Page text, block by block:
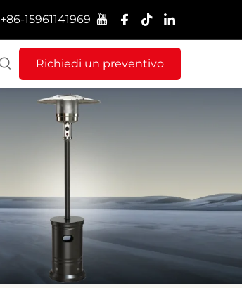
+86-15961141969
Richiedi un preventivo